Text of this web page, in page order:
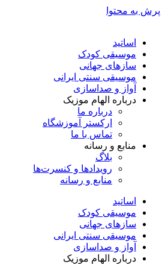
پرش به محتوا
اساتید
موسیقی کودک
سازهای جهانی
موسیقی سنتی ایرانی
آواز و صداسازی
درباره الهام موزیک
درباره ما
ارکستر آموزشگاه
تماس با ما
منابع و رسانه
بلاگ
رویدادها و کنسرت‌ها
منابع و رسانه
اساتید
موسیقی کودک
سازهای جهانی
موسیقی سنتی ایرانی
آواز و صداسازی
درباره الهام موزیک